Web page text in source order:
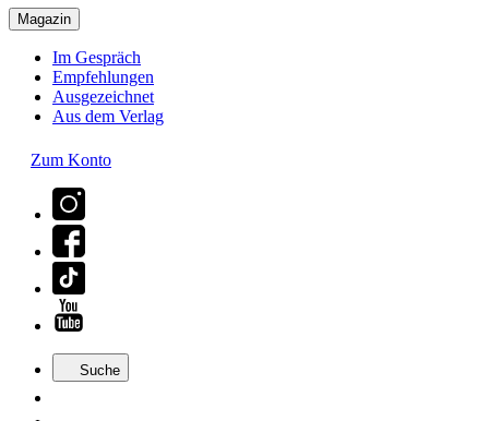
Magazin
Im Gespräch
Empfehlungen
Ausgezeichnet
Aus dem Verlag
Zum Konto
Suche